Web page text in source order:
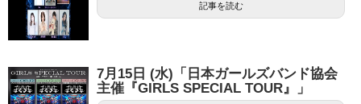
記事を読む
7月15日 (水)「日本ガールズバンド協会
主催『GIRLS SPECIAL TOUR』」